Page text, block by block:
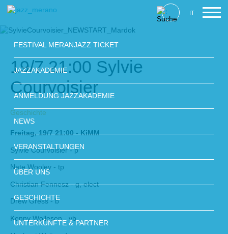
19/7 21:00 Sylvie
Courvoisier
Geschichte
Freitag, 19/7 21:00 - KiMM
Sylvie Courvoisier - p
Nate Wooley - tp
Christian Fennesz - g, elect
Drew Gress - b
Kenny Wollesen - vb
IT
FESTIVAL MERANJAZZ TICKET
JAZZAKADEMIE
ANMELDUNG JAZZAKADEMIE
NEWS
VERANSTALTUNGEN
ÜBER UNS
GESCHICHTE
UNTERKÜNFTE & PARTNER